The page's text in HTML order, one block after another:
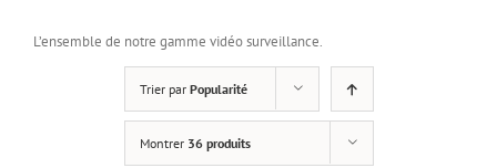
L’ensemble de notre gamme vidéo surveillance.
Trier par Popularité
Montrer 36 produits